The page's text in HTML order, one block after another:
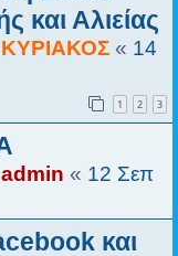
και Αλιείας
ΚΥΡΙΑΚΟΣ « 14
1 2 3
admin « 12 Σεπ
και